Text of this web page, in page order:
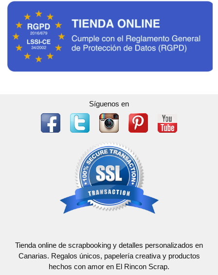
Síguenos en
Tienda online de scrapbooking y detalles personalizados en
Canarias. Regalos únicos, papelería creativa y productos
hechos con amor en El Rincon Scrap.